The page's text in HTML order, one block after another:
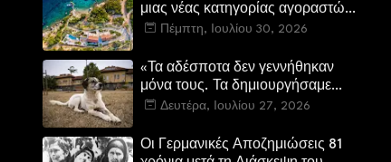
μιας νέας κατηγορίας αγοραστών
στην ελληνική αγορά πολυτελών
Πέμπτη, Ιουλίου 30, 2026
«Τα αδέσποτα δεν γεννήθηκαν
μόνα τους. Τα δημιουργήσαμε
εμείς.»
Δευτέρα, Ιουλίου 27, 2026
Οι Γερμανικές Αποζημιώσεις 81